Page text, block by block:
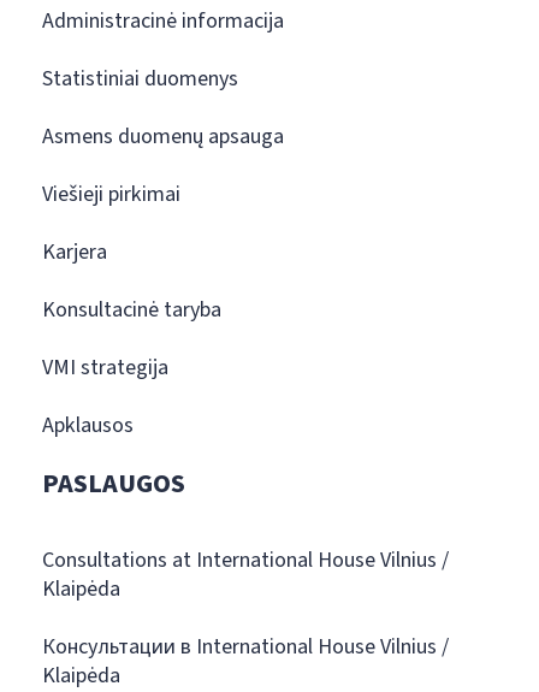
Administracinė informacija
Statistiniai duomenys
Asmens duomenų apsauga
Viešieji pirkimai
Karjera
Konsultacinė taryba
VMI strategija
Apklausos
PASLAUGOS
Consultations at International House Vilnius /
Klaipėda
Консультации в International House Vilnius /
Klaipėda